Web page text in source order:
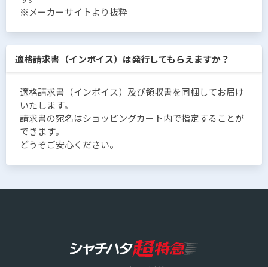
※メーカーサイトより抜粋
適格請求書（インボイス）は発行してもらえますか？
適格請求書（インボイス）及び領収書を同梱してお届け
いたします。
請求書の宛名はショッピングカート内で指定することが
できます。
どうぞご安心ください。